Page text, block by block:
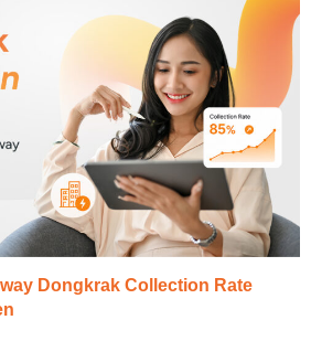
Dongkrak Collection Rate